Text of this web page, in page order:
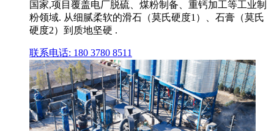
国家,项目覆盖电厂脱硫、煤粉制备、重钙加工等工业制
粉领域. 从细腻柔软的滑石（莫氏硬度1）、石膏（莫氏
硬度2）到质地坚硬 .
联系电话: 180 3780 8511